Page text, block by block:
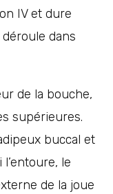
IV et dure
dans
de la bouche,
supérieures.
buccal et
le
de la joue